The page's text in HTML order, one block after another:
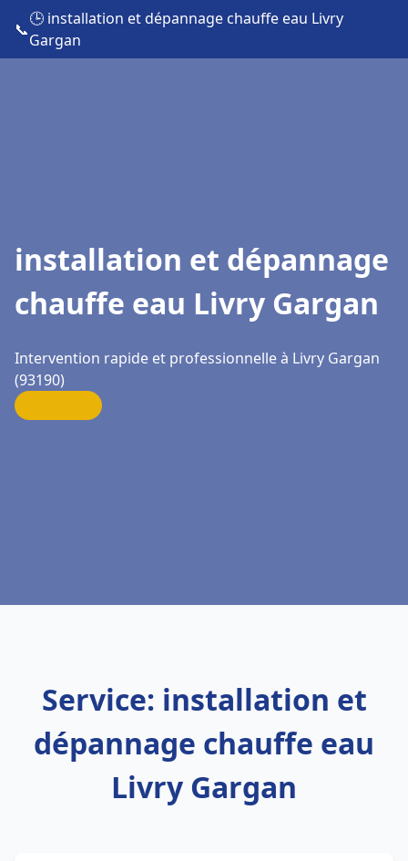
📞
🕒 installation et dépannage chauffe eau Livry
Gargan
installation et dépannage
chauffe eau Livry Gargan
Intervention rapide et professionnelle à Livry Gargan
(93190)
Service: installation et
dépannage chauffe eau
Livry Gargan